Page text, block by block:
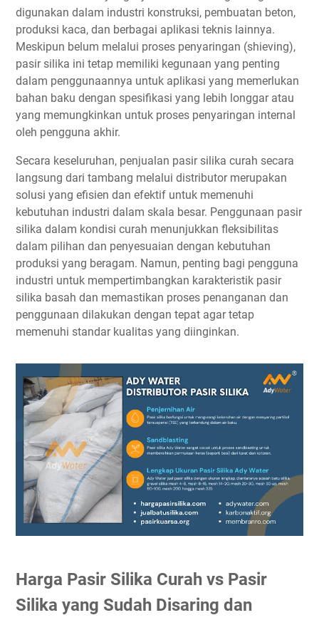
digunakan dalam industri konstruksi, pembuatan beton,
produksi kaca, dan berbagai aplikasi teknis lainnya.
Meskipun belum melalui proses penyaringan (shieving),
pasir silika ini tetap memiliki kegunaan yang penting
dalam penggunaannya untuk aplikasi yang memerlukan
bahan baku dengan spesifikasi yang lebih longgar atau
yang memungkinkan untuk proses penyaringan internal
oleh pengguna akhir.
Secara keseluruhan, penjualan pasir silika curah secara
langsung dari tambang melalui distributor merupakan
solusi yang efisien dan efektif untuk memenuhi
kebutuhan industri dalam skala besar. Penggunaan pasir
silika dalam kondisi curah menunjukkan fleksibilitas
dalam pilihan dan penyesuaian dengan kebutuhan
produksi yang beragam. Namun, penting bagi pengguna
industri untuk mempertimbangkan karakteristik pasir
silika basah dan memastikan proses penanganan dan
penggunaan dilakukan dengan tepat agar tetap
memenuhi standar kualitas yang diinginkan.
Harga Pasir Silika Curah vs Pasir
Silika yang Sudah Disaring dan